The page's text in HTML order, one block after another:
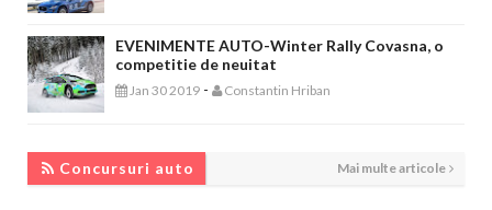
EVENIMENTE AUTO-Winter Rally Covasna, o
competitie de neuitat
Jan 30 2019 - Constantin Hriban
Concursuri auto Mai multe articole